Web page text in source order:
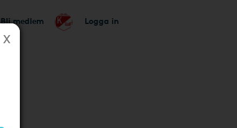
Bli medlem Logga in